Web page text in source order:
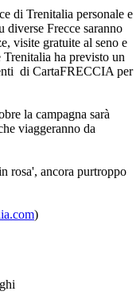
di Trenitalia personale e
diverse Frecce saranno
visite gratuite al seno e
ha previsto un
di CartaFRECCIA per
la campagna sarà
viaggeranno da
rosa', ancora purtroppo
)